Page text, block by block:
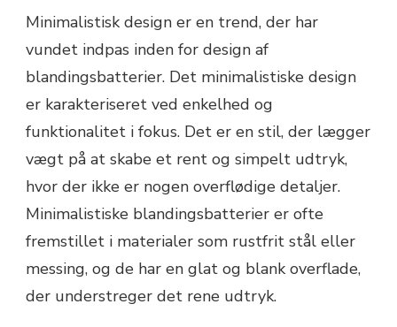
Minimalistisk design er en trend, der har
vundet indpas inden for design af
blandingsbatterier. Det minimalistiske design
er karakteriseret ved enkelhed og
funktionalitet i fokus. Det er en stil, der lægger
vægt på at skabe et rent og simpelt udtryk,
hvor der ikke er nogen overflødige detaljer.
Minimalistiske blandingsbatterier er ofte
fremstillet i materialer som rustfrit stål eller
messing, og de har en glat og blank overflade,
der understreger det rene udtryk.